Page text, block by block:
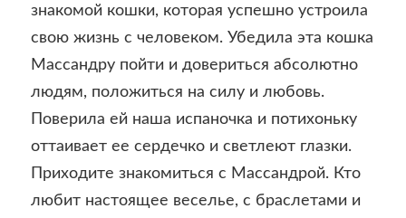
знакомой кошки, которая успешно устроила
свою жизнь с человеком. Убедила эта кошка
Массандру пойти и довериться абсолютно
людям, положиться на силу и любовь.
Поверила ей наша испаночка и потихоньку
оттаивает ее сердечко и светлеют глазки.
Приходите знакомиться с Массандрой. Кто
любит настоящее веселье, с браслетами и